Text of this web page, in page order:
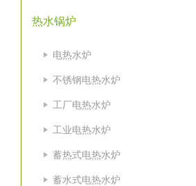
热水锅炉
电热水炉
不锈钢电热水炉
工厂电热水炉
工业电热水炉
蓄热式电热水炉
蓄水式电热水炉